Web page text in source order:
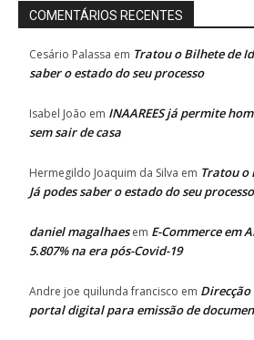
COMENTÁRIOS RECENTES
Cesário Palassa em Tratou o Bilhete de
saber o estado do seu processo
Isabel João em INAAREES já permite
sem sair de casa
Hermegildo Joaquim da Silva em Tratou o
Já podes saber o estado do seu processo
daniel magalhaesem E-Commerce em
5.807% na era pós-Covid-19
Andre joe quilunda francisco em
portal digital para emissão de